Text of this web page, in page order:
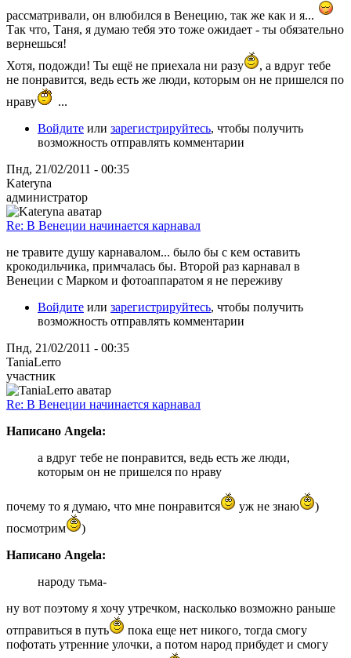
рассматривали, он влюбился в Венецию, так же как и я...
Так что, Таня, я думаю тебя это тоже ожидает - ты обязательно
вернешься!
Хотя, подожди! Ты ещё не приехала ни разу
, а вдруг тебе
не понравится, ведь есть же люди, которым он не пришелся по
нраву
...
Войдите или зарегистрируйтесь, чтобы получить
возможность отправлять комментарии
Пнд, 21/02/2011 - 00:35
Kateryna
администратор
Re: В Венеции начинается карнавал
не травите душу карнавалом... было бы с кем оставить
крокодильчика, примчалась бы. Второй раз карнавал в
Венеции с Марком и фотоаппаратом я не переживу
Войдите или зарегистрируйтесь, чтобы получить
возможность отправлять комментарии
Пнд, 21/02/2011 - 00:35
TaniaLerro
участник
Re: В Венеции начинается карнавал
Написано Angela:
а вдруг тебе не понравится, ведь есть же люди,
которым он не пришелся по нраву
почему то я думаю, что мне понравится уж не знаю
)
посмотрим
)
Написано Angela:
народу тьма-
ну вот поэтому я хочу утречком, насколько возможно раньше
отправиться в путь
пока еще нет никого, тогда смогу
пофотать утренние улочки, а потом народ прибудет и смогу